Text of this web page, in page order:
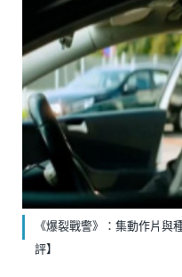
《爆裂戰警》：集動作片與
評】